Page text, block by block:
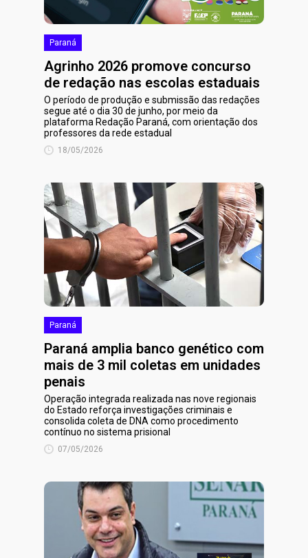
Paraná
Agrinho 2026 promove concurso
de redação nas escolas estaduais
O período de produção e submissão das redações
segue até o dia 30 de junho, por meio da
plataforma Redação Paraná, com orientação dos
professores da rede estadual
18/05/2026
Paraná
Paraná amplia banco genético com
mais de 3 mil coletas em unidades
penais
Operação integrada realizada nas nove regionais
do Estado reforça investigações criminais e
consolida coleta de DNA como procedimento
contínuo no sistema prisional
07/05/2026